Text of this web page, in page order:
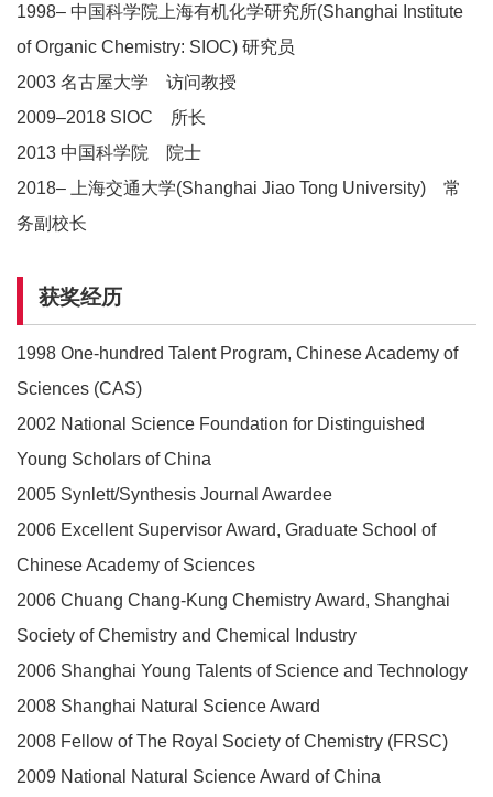
1998– 中国科学院上海有机化学研究所(Shanghai Institute
of Organic Chemistry: SIOC) 研究员
2003 名古屋大学 访问教授
2009–2018 SIOC 所长
2013 中国科学院 院士
2018– 上海交通大学(Shanghai Jiao Tong University) 常
务副校长
获奖经历
1998 One-hundred Talent Program, Chinese Academy of
Sciences (CAS)
2002 National Science Foundation for Distinguished
Young Scholars of China
2005 Synlett/Synthesis Journal Awardee
2006 Excellent Supervisor Award, Graduate School of
Chinese Academy of Sciences
2006 Chuang Chang-Kung Chemistry Award, Shanghai
Society of Chemistry and Chemical Industry
2006 Shanghai Young Talents of Science and Technology
2008 Shanghai Natural Science Award
2008 Fellow of The Royal Society of Chemistry (FRSC)
2009 National Natural Science Award of China